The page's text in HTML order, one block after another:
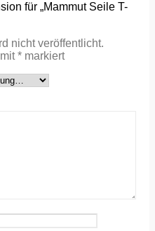
für „Mammut Seile T-
nicht veröffentlicht.
* markiert